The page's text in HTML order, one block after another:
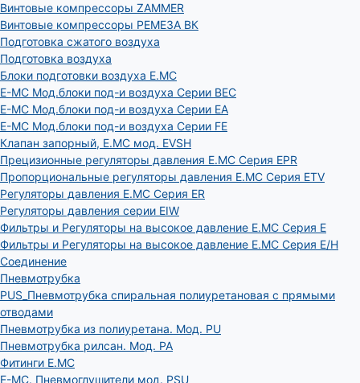
Винтовые компрессоры ZAMMER
Винтовые компрессоры РЕМЕЗА ВК
Подготовка сжатого воздуха
Подготовка воздуха
Блоки подготовки воздуха E.MC
E-MC Мод.блоки под-и воздуха Серии BEC
E-MC Мод.блоки под-и воздуха Серии EA
E-MC Мод.блоки под-и воздуха Серии FE
Клапан запорный, E.MC мод. EVSH
Прецизионные регуляторы давления E.MC Серия EPR
Пропорциональные регуляторы давления E.MC Серия ETV
Регуляторы давления E.MC Серия ER
Регуляторы давления серии EIW
Фильтры и Регуляторы на высокое давление E.MC Серия E
Фильтры и Регуляторы на высокое давление E.MC Серия E/H
Соединение
Пневмотрубка
PUS_Пневмотрубка спиральная полиуретановая с прямыми
отводами
Пневмотрубка из полиуретана. Мод. РU
Пневмотрубка рилсан. Мод. PA
Фитинги E.MC
E-MC. Пневмоглушители мод. PSU